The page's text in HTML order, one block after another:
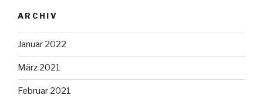
ARCHIV
Januar 2022
März 2021
Februar 2021